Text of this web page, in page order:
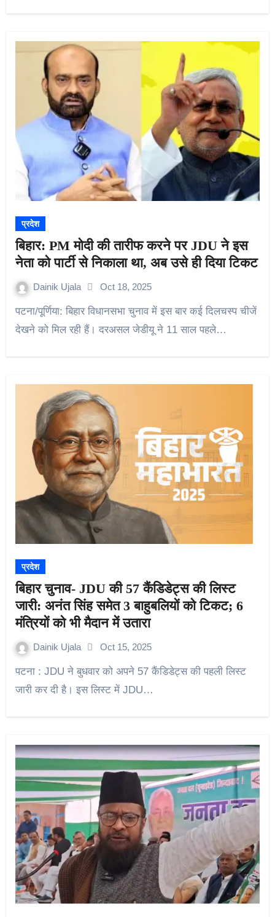
प्रदेश
बिहार: PM मोदी की तारीफ करने पर JDU ने इस
नेता को पार्टी से निकाला था, अब उसे ही दिया टिकट
Dainik Ujala Oct 18, 2025
पटना/पूर्णिया: बिहार विधानसभा चुनाव में इस बार कई दिलचस्प चीजें
देखने को मिल रही हैं। दरअसल जेडीयू ने 11 साल पहले…
प्रदेश
बिहार चुनाव- JDU की 57 कैंडिडेट्स की लिस्ट
जारी: अनंत सिंह समेत 3 बाहुबलियों को टिकट; 6
मंत्रियों को भी मैदान में उतारा
Dainik Ujala Oct 15, 2025
पटना : JDU ने बुधवार को अपने 57 कैंडिडेट्स की पहली लिस्ट
जारी कर दी है। इस लिस्ट में JDU…